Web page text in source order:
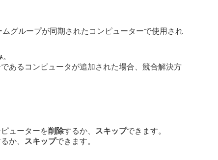
グループが同期されたコンピューターで使用され
。
あるコンピュータが追加された場合、競合解決方
ューターを削除するか、 スキップできます。
か、 スキップできます。